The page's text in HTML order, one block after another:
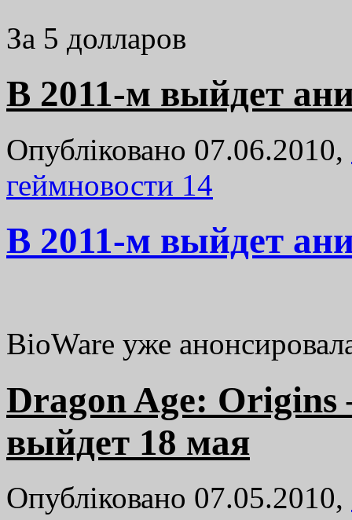
За 5 долларов
В 2011-м выйдет
Опубліковано 07.06.2010,
геймновости 14
В 2011-м выйдет
BioWare уже
Dragon Age: Origins
выйдет 18 мая
Опубліковано 07.05.2010,